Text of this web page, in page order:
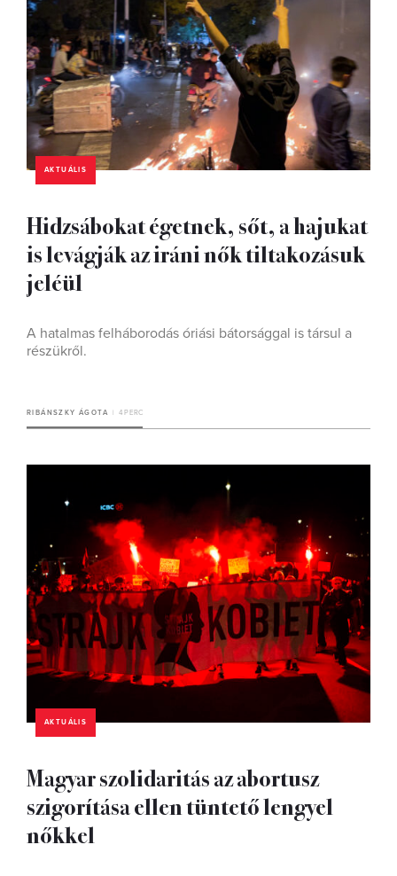
AKTUÁLIS
Hidzsábokat égetnek, sőt, a hajukat
is levágják az iráni nők tiltakozásuk
jeléül
A hatalmas felháborodás óriási bátorsággal is társul a
részükről.
RIBÁNSZKY ÁGOTA 4 PERC
AKTUÁLIS
Magyar szolidaritás az abortusz
szigorítása ellen tüntető lengyel
nőkkel